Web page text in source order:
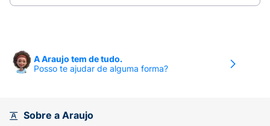
Versatilidade:É o aliado perfeito para o pré-
unstoppable."
A Araujo tem de tudo.
Posso te ajudar de alguma forma?
Sobre a Araujo